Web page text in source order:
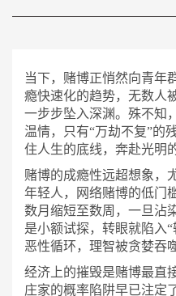
当下，赌博正悄然向青年
瘾快速化的趋势，无数人
一步步坠入深渊。殊不知
温情，只有“万劫不复”的
住人生的底线，奔赴光明
赌博的成瘾性远超想象，
年轻人，网络赌博的低门
数月缩短至数周，一旦沾
是小额试探，转眼就陷入
恶性循环，理智被贪婪吞
经济上的摧毁是赌博最直
庄家的概率陷阱早已注定